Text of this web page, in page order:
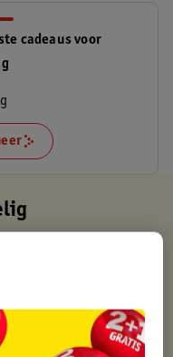
cadeaus voor
volgende dag in huis